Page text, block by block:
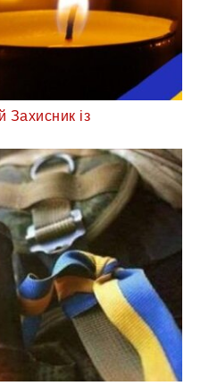
Захисник із